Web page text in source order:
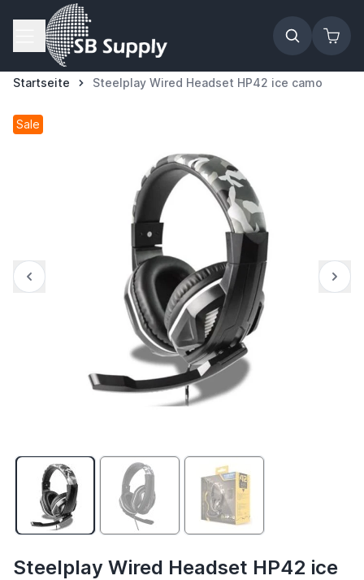
Zum Inhalt springen
Startseite Steelplay Wired Headset HP42 ice camo
Sale
Steelplay Wired Headset HP42 ice